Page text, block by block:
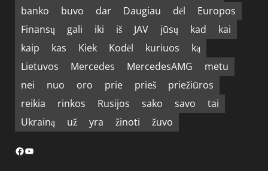
banko
buvo dar Daugiau dėl
Europos
Finansų
gali iki iš JAV jūsų kad
kai
kaip
kas Kiek Kodėl kuriuos
ką
Lietuvos
Mercedes MercedesAMG
metu
nei
nuo oro prie prieš
priežiūros
reikia
rinkos Rusijos sako savo
tai
Ukrainą
už yra žinoti žuvo
Facebook
YouTube